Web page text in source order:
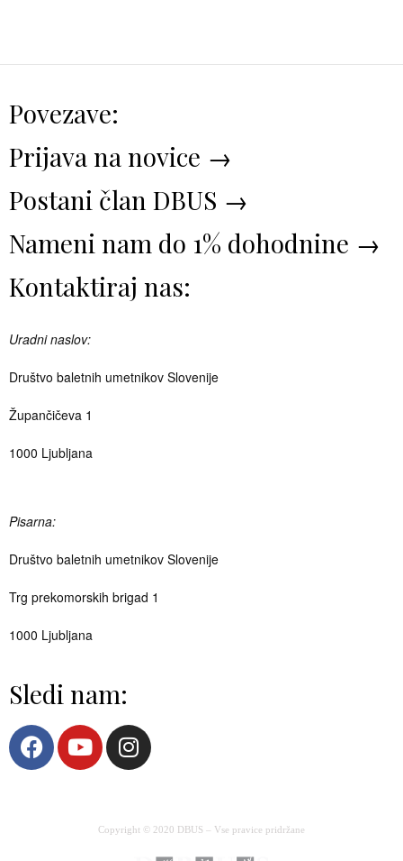
Povezave:
Prijava na novice →
Postani član DBUS →
Nameni nam do 1% dohodnine →
Kontaktiraj nas:
Uradni naslov:
Društvo baletnih umetnikov Slovenije
Župančičeva 1
1000 Ljubljana
Pisarna:
Društvo baletnih umetnikov Slovenije
Trg prekomorskih brigad 1
1000 Ljubljana
Sledi nam:
Copyright © 2020 DBUS – Vse pravice pridržane